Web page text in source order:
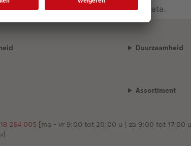
afwijken van de gecommuniceerde data.
Duurzaamheid
Assortiment
264 005 [ma - vr 9:00 tot 20:00 u | za 9:00 tot 17:00